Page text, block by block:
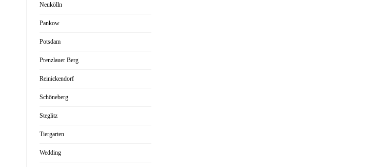
Neukölln
Pankow
Potsdam
Prenzlauer Berg
Reinickendorf
Schöneberg
Steglitz
Tiergarten
Wedding